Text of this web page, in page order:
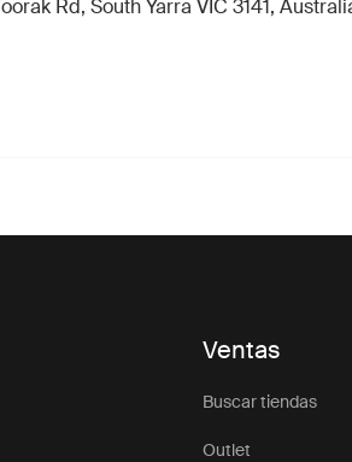
Rd, South Yarra VIC 3141,
Ventas
Buscar tiendas
Outlet